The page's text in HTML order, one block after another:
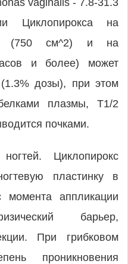
vaginalis - 7.8-31.3
Циклопирокса на
(750 см^2) и на
и более) может
дозы), при этом
плазмы, T1/2
почками.
Циклопирокс
пластинку в
аппликации
барьер,
При грибковом
проникновения